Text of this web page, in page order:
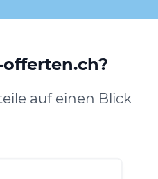
auf einen Blick